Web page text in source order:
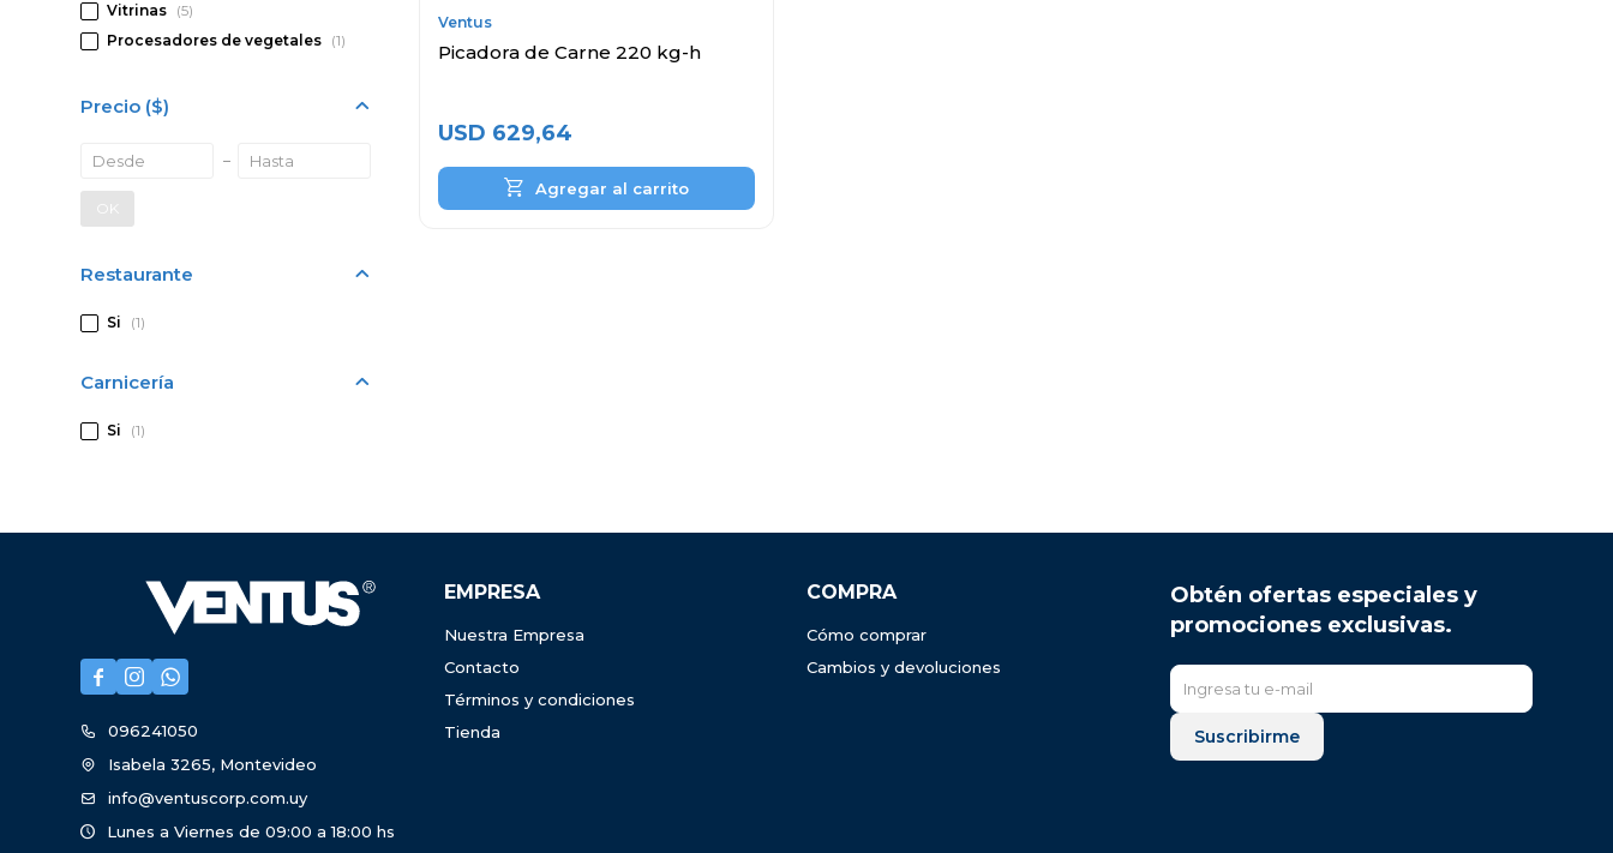
Ventus
Picadora de Carne 220 kg-h
USD 629,64
Vitrinas (5)
Procesadores de vegetales (1)
Precio ($)
OK
Restaurante
Si (1)
Carnicería
Si (1)
  
096241050
Isabela 3265, Montevideo
info@ventuscorp.com.uy
Lunes a Viernes de 09:00 a 18:00 hs
EMPRESA
Nuestra Empresa
Contacto
Términos y condiciones
Tienda
COMPRA
Cómo comprar
Cambios y devoluciones
Obtén ofertas especiales y
promociones exclusivas.
Suscribirme